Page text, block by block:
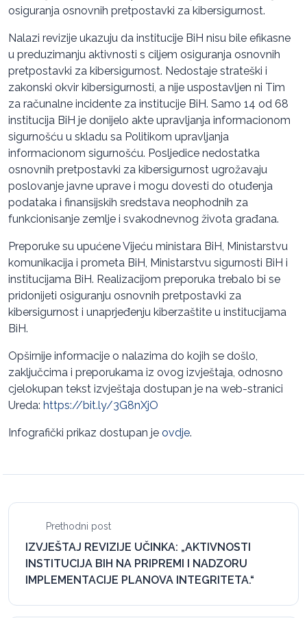
osiguranja osnovnih pretpostavki za kibersigurnost.
Nalazi revizije ukazuju da institucije BiH nisu bile efikasne
u preduzimanju aktivnosti s ciljem osiguranja osnovnih
pretpostavki za kibersigurnost. Nedostaje strateški i
zakonski okvir kibersigurnosti, a nije uspostavljen ni Tim
za računalne incidente za institucije BiH. Samo 14 od 68
institucija BiH je donijelo akte upravljanja informacionom
sigurnošću u skladu sa Politikom upravljanja
informacionom sigurnošću. Posljedice nedostatka
osnovnih pretpostavki za kibersigurnost ugrožavaju
poslovanje javne uprave i mogu dovesti do otuđenja
podataka i finansijskih sredstava neophodnih za
funkcionisanje zemlje i svakodnevnog života građana.
Preporuke su upućene Vijeću ministara BiH, Ministarstvu
komunikacija i prometa BiH, Ministarstvu sigurnosti BiH i
institucijama BiH. Realizacijom preporuka trebalo bi se
pridonijeti osiguranju osnovnih pretpostavki za
kibersigurnost i unaprjeđenju kiberzaštite u institucijama
BiH.
Opširnije informacije o nalazima do kojih se došlo,
zaključcima i preporukama iz ovog izvještaja, odnosno
cjelokupan tekst izvještaja dostupan je na web-stranici
Ureda: https://bit.ly/3G8nXjO
Infografički prikaz dostupan je ovdje.
Prethodni post
IZVJEŠTAJ REVIZIJE UČINKA: „AKTIVNOSTI
INSTITUCIJA BIH NA PRIPREMI I NADZORU
IMPLEMENTACIJE PLANOVA INTEGRITETA.“